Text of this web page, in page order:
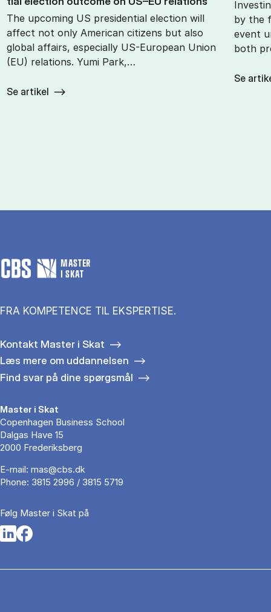
The upcoming US presidential election will
affect not only American citizens but also
global affairs, especially US-European Union
(EU) relations. Yumi Park,…
Se artikel
by the
event
both
Se
MASTER
I SKAT
FRA KOMPETENCE TIL EKSPERTISE.
Kontakt Master i Skat
Læs mere om uddannelsen
Find svar på dine spørgsmål
Master i Skat
Copenhagen Business School
Dalgas Have 15
2000 Frederiksberg
E-mail: mas@cbs.dk
Phone: 3815 2996 / 3815 5719
Følg Master i Skat på
Opens in a new tab
Opens in a new tab